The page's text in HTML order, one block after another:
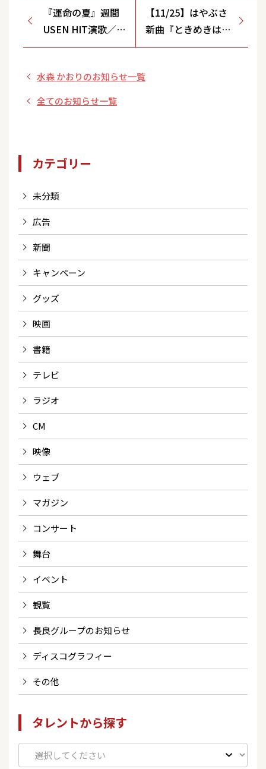
『運命の夏』週間
USEN HIT演歌／歌
謡曲ランキング１
【11/25】はやぶさ
新曲『ときめきはチ
ャチャチャ』タイプ
念 リミスタインタ
水森 かおりのお知らせ一覧
全てのお知らせ一覧
カテゴリー
未分類
広告
新聞
キャンペーン
グッズ
映画
書籍
テレビ
ラジオ
CM
映像
ウェブ
マガジン
コンサート
舞台
イベント
観覧
長良グループのお知らせ
ディスコグラフィー
その他
タレントから探す